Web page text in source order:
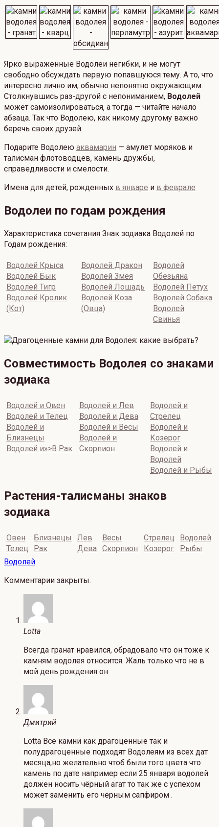
Ярко выраженные Водолеи негибки, и не могут
свободно обсуждать первую попавшуюся тему. А то, что
интересно лично им, обычно непонятно окружающим.
Столкнувшись раз-другой с непониманием, Водолей
может самоизолироваться, а тогда — читайте начало
абзаца. Так что Водолею, как никому другому важно
беречь своих друзей.
Подарите Водолею аквамарин — амулет моряков и
талисман флотоводцев, камень дружбы,
справедливости и смелости.
Имена для детей, рожденных в январе и в феврале
Водолеи по годам рождения
Характеристика сочетания Знак зодиака Водолей по
Годам рождения:
Водолей Крыса
Водолей Бык
Водолей Тигр
Водолей Кролик
(Кот)
Водолей Дракон
Водолей Змея
Водолей Лошадь
Водолей Коза
(Овца)
Водолей
Обезьяна
Водолей Петух
Водолей Собака
Водолей
Свинья
Совместимость Водолея со знаками
зодиака
Водолей и Овен
Водолей и Телец
Водолей и
Близнецы
Водолей и»>В Рак
Водолей и Лев
Водолей и Дева
Водолей и Весы
Водолей и
Скорпион
Водолей и
Стрелец
Водолей и
Козерог
Водолей и
Водолей
Водолей и Рыбы
Растения-талисманы знаков
зодиака
Овен
Телец
Близнецы
Рак
Лев
Дева
Весы
Скорпион
Стрелец
Козерог
Водолей
Рыбы
Водолей
Комментарии закрыты.
Lotta
Всегда гранат нравился, обрадовало что он тоже к
камням водолея относится. Жаль только что не в
мой день рождения он
Дмитрий
Lotta Все камни как драгоценные так и
полудрагоценные подходят Водолеям из всех дат
месяца,но желательно чтоб были того цвета что
камень по дате например если 25 января водолей
должен носить чёрный агат то так же с успехом
может заменить его чёрным сапфиром .